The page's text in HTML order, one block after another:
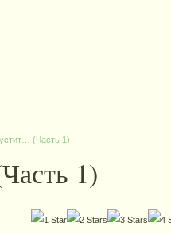
(Часть 1)
1)